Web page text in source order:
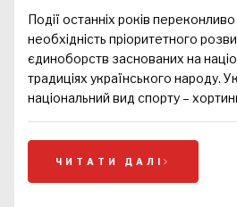
Події останніх років
необхідність пріоритетного
єдиноборств заснованих на
традиціях українського народу.
національний вид спорту –
ЧИТАТИ ДАЛІ